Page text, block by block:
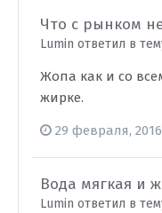
Что с рынком
Lumin ответил в
Жопа как и со
жирке.
29 февраля, 2016
Вода мягкая и
Lumin ответил в